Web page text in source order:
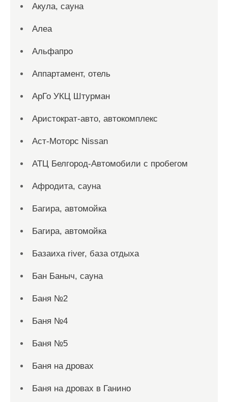
Акула, сауна
Алеа
Альфапро
Аппартамент, отель
АрГо УКЦ Штурман
Аристократ-авто, автокомплекс
Аст-Моторс Nissan
АТЦ Белгород-Автомобили с пробегом
Афродита, сауна
Багира, автомойка
Багира, автомойка
Базаиха river, база отдыха
Бан Баныч, сауна
Баня №2
Баня №4
Баня №5
Баня на дровах
Баня на дровах в Ганино